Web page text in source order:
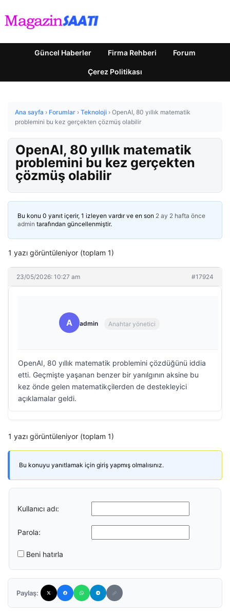
Güncel Haberler Firma Rehberi Forum
Çerez Politikası
Ana sayfa › Forumlar › Teknoloji › OpenAI, 80 yıllık matematik
problemini bu kez gerçekten çözmüş olabilir
OpenAI, 80 yıllık matematik
problemini bu kez gerçekten
çözmüş olabilir
Bu konu 0 yanıt içerir, 1 izleyen vardır ve en son 2 ay 2 hafta önce
admin tarafından güncellenmiştir.
1 yazı görüntüleniyor (toplam 1)
23/05/2026: 10:27 am #17924
A admin Anahtar yönetici
OpenAI, 80 yıllık matematik problemini çözdüğünü iddia
etti. Geçmişte yaşanan benzer bir yanılgının aksine bu
kez önde gelen matematikçilerden de destekleyici
açıklamalar geldi.
1 yazı görüntüleniyor (toplam 1)
Bu konuyu yanıtlamak için giriş yapmış olmalısınız.
Kullanıcı adı:
Parola:
Beni hatırla
Paylaş: